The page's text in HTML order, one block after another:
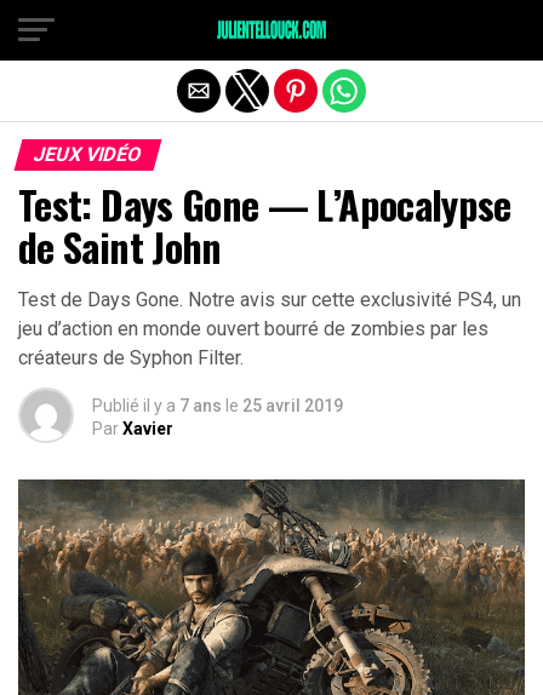
JEUX VIDÉO
Test: Days Gone — L’Apocalypse
de Saint John
Test de Days Gone. Notre avis sur cette exclusivité PS4, un
jeu d’action en monde ouvert bourré de zombies par les
créateurs de Syphon Filter.
Publié il y a 7 ans le 25 avril 2019
ParXavier